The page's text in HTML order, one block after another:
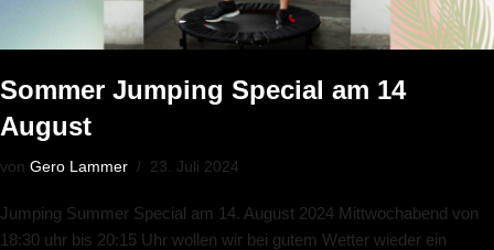
Sommer Jumping Special am 14
August
von Gero Lammer 23. Juli 2024
Jumping Summer Special am 14. August 2024 Mittwochabend von
18:30 uhr bis 20:15 Uhr wollen wir bei gutem Wetter wieder ein